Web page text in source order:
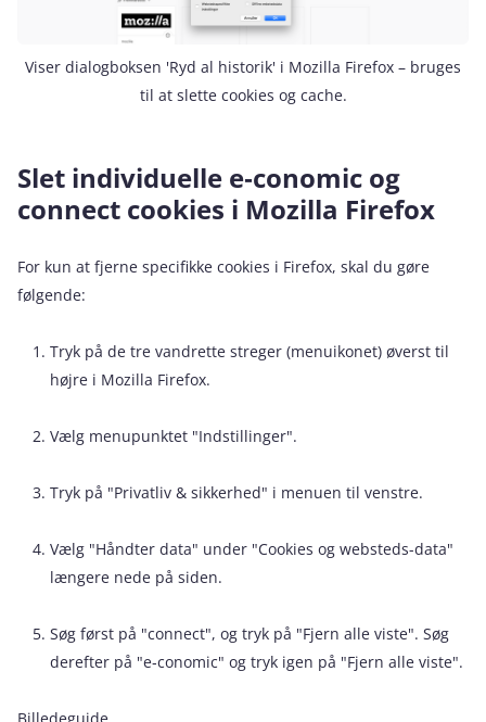
Viser dialogboksen 'Ryd al historik' i Mozilla Firefox – bruges
til at slette cookies og cache.
Slet individuelle e‑conomic og
connect cookies i Mozilla Firefox
For kun at fjerne specifikke cookies i Firefox, skal du gøre
følgende:
Tryk på de tre vandrette streger (menuikonet) øverst til
højre i Mozilla Firefox.
Vælg menupunktet "Indstillinger".
Tryk på "Privatliv & sikkerhed" i menuen til venstre.
Vælg "Håndter data" under "Cookies og websteds-data"
længere nede på siden.
Søg først på "connect", og tryk på "Fjern alle viste". Søg
derefter på "e‑conomic" og tryk igen på "Fjern alle viste".